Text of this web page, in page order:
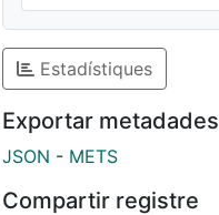
Estadístiques
Exportar metadades
JSON - METS
Compartir registre